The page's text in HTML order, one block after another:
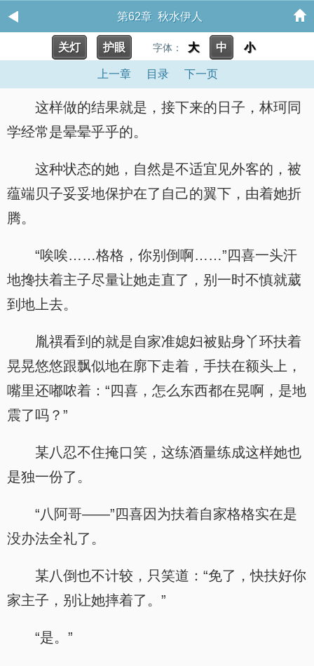
第62章 秋水伊人
关灯 护眼 字体： 大 中 小
上一章 目录 下一页
这样做的结果就是，接下来的日子，林珂同
学经常是晕晕乎乎的。
这种状态的她，自然是不适宜见外客的，被
蕴端贝子妥妥地保护在了自己的翼下，由着她折
腾。
“唉唉……格格，你别倒啊……”四喜一头汗
地搀扶着主子尽量让她走直了，别一时不慎就葳
到地上去。
胤禩看到的就是自家准媳妇被贴身丫环扶着
晃晃悠悠跟飘似地在廓下走着，手扶在额头上，
嘴里还嘟哝着：“四喜，怎么东西都在晃啊，是地
震了吗？”
某八忍不住掩口笑，这练酒量练成这样她也
是独一份了。
“八阿哥——”四喜因为扶着自家格格实在是
没办法全礼了。
某八倒也不计较，只笑道：“免了，快扶好你
家主子，别让她摔着了。”
“是。”